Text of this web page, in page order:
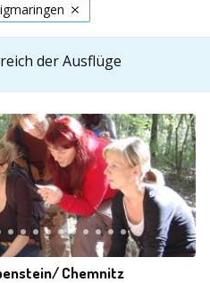
der Ausflüge
Chemnitz